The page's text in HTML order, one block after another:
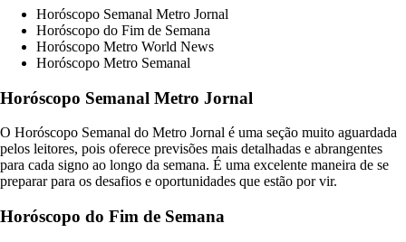
Horóscopo Semanal Metro Jornal
Horóscopo do Fim de Semana
Horóscopo Metro World News
Horóscopo Metro Semanal
Horóscopo Semanal Metro Jornal
O Horóscopo Semanal do Metro Jornal é uma seção muito aguardada
pelos leitores, pois oferece previsões mais detalhadas e abrangentes
para cada signo ao longo da semana. É uma excelente maneira de se
preparar para os desafios e oportunidades que estão por vir.
Horóscopo do Fim de Semana